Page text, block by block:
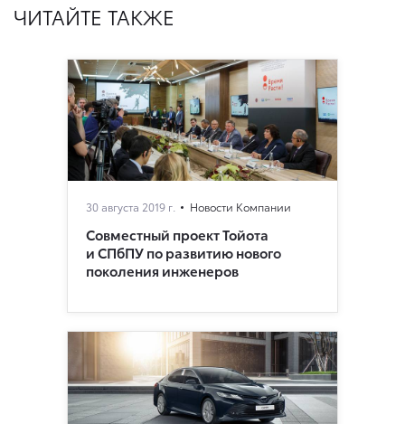
ЧИТАЙТЕ ТАКЖЕ
30 августа 2019 г. Новости Компании
Совместный проект Тойота
и СПбПУ по развитию нового
поколения инженеров